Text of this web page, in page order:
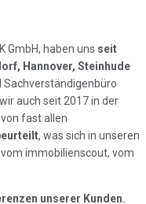
GmbH, haben uns seit
Hannover, Steinhude
auch seit 2017 in der
fast allen
, was sich in unseren
immobilienscout, vom
unserer Kunden.